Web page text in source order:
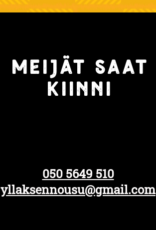
Meijät saat
kiinni
050 5649 510
yllaksennousu@gmail.com